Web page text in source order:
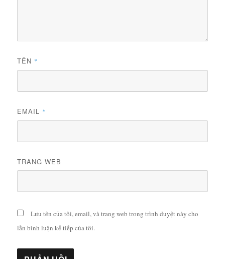
TÊN *
EMAIL *
TRANG WEB
Lưu tên của tôi, email, và trang web trong trình duyệt này cho
lần bình luận kế tiếp của tôi.